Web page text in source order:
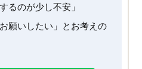
るのが少し不安」
願いしたい」とお考えの